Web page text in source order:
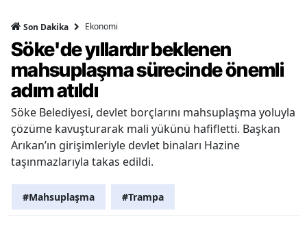
Son Dakika Ekonomi
Söke'de yıllardır beklenen
mahsuplaşma sürecinde önemli
adım atıldı
Söke Belediyesi, devlet borçlarını mahsuplaşma yoluyla
çözüme kavuşturarak mali yükünü hafifletti. Başkan
Arıkan’ın girişimleriyle devlet binaları Hazine
taşınmazlarıyla takas edildi.
#Mahsuplaşma #Trampa